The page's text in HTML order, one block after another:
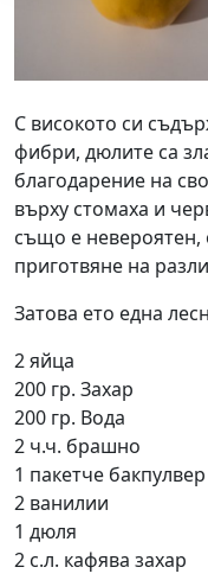
С високото си
фибри, дюлите са
благодарение на
върху стомаха и
също е невероятен,
приготвяне на
Затова ето една
2 яйца
200 гр. Захар
200 гр. Вода
2 ч.ч. брашно
1 пакетче бакпулвер
2 ванилии
1 дюля
2 с.л. кафява захар